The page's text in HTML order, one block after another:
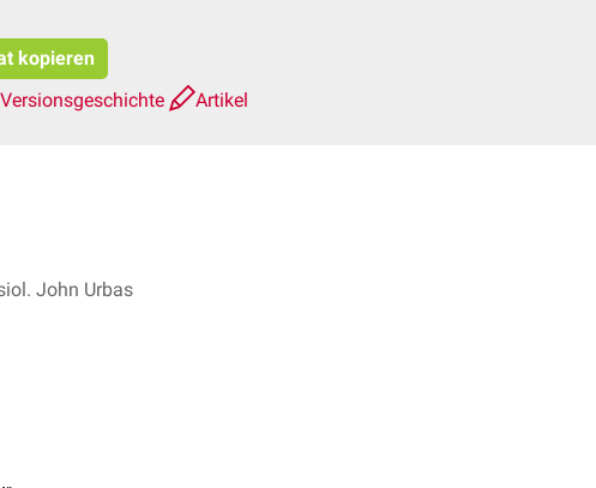
kopieren
Versionsgeschichte
Artikel
John Urbas